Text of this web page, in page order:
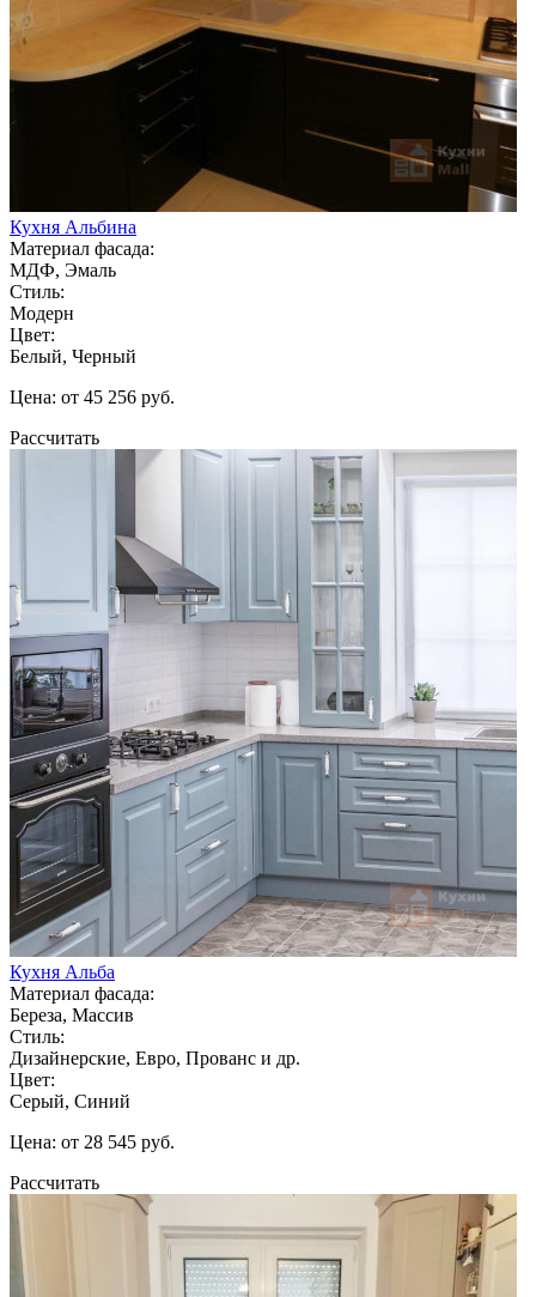
Кухня Альбина
Материал фасада:
МДФ, Эмаль
Стиль:
Модерн
Цвет:
Белый, Черный
Цена: от 45 256 руб.
Рассчитать
Кухня Альба
Материал фасада:
Береза, Массив
Стиль:
Дизайнерские, Евро, Прованс и др.
Цвет:
Серый, Синий
Цена: от 28 545 руб.
Рассчитать